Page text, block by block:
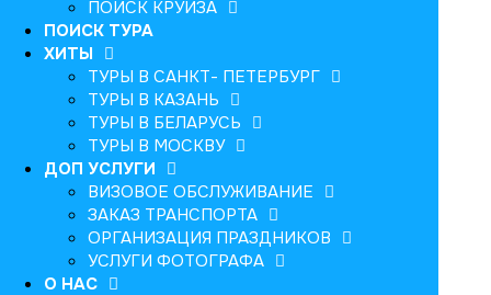
ПОИСК КРУИЗА
ПОИСК ТУРА
ХИТЫ
ТУРЫ В САНКТ- ПЕТЕРБУРГ
ТУРЫ В КАЗАНЬ
ТУРЫ В БЕЛАРУСЬ
ТУРЫ В МОСКВУ
ДОП УСЛУГИ
ВИЗОВОЕ ОБСЛУЖИВАНИЕ
ЗАКАЗ ТРАНСПОРТА
ОРГАНИЗАЦИЯ ПРАЗДНИКОВ
УСЛУГИ ФОТОГРАФА
О НАС